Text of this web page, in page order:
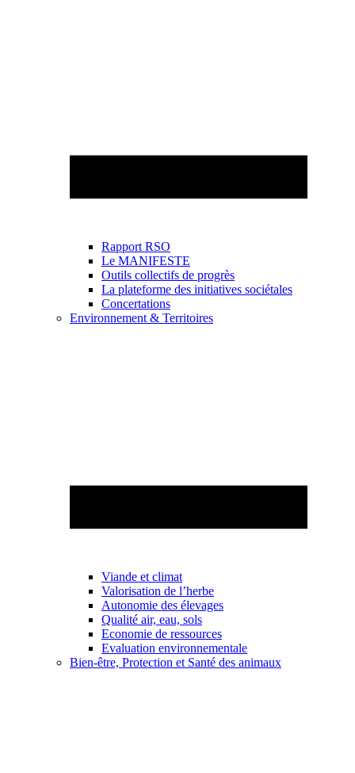
Rapport RSO
Le MANIFESTE
Outils collectifs de progrès
La plateforme des initiatives sociétales
Concertations
Environnement & Territoires
Viande et climat
Valorisation de l’herbe
Autonomie des élevages
Qualité air, eau, sols
Economie de ressources
Evaluation environnementale
Bien-être, Protection et Santé des animaux